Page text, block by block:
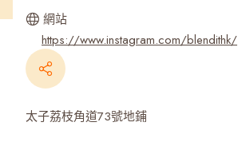
網站
https://www.instagram.com/blendithk/
太子荔枝角道73號地鋪